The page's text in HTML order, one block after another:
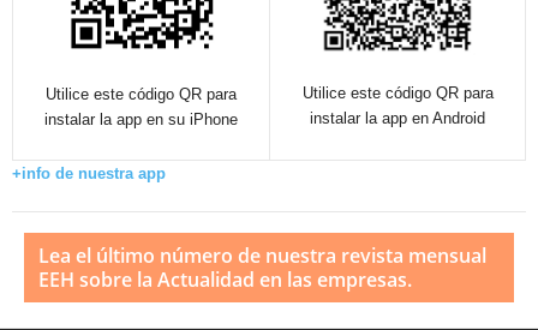
Utilice este código QR para
instalar la app en su iPhone
Utilice este código QR para
instalar la app en Android
+info de nuestra app
Lea el último número de nuestra revista mensual
EEH sobre la Actualidad en las empresas.